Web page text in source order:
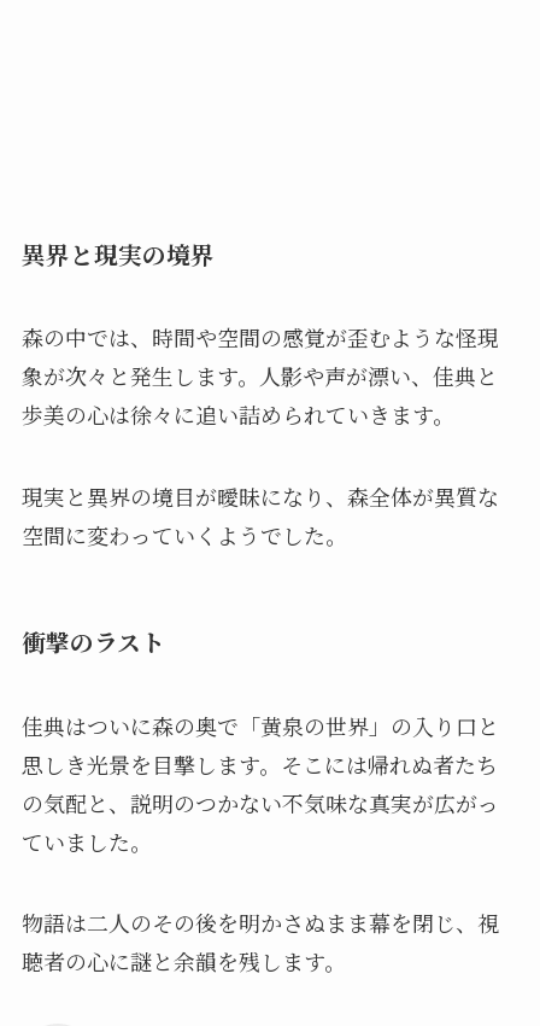
異界と現実の境界
森の中では、時間や空間の感覚が歪むような怪現
象が次々と発生します。人影や声が漂い、佳典と
歩美の心は徐々に追い詰められていきます。
現実と異界の境目が曖昧になり、森全体が異質な
空間に変わっていくようでした。
衝撃のラスト
佳典はついに森の奥で「黄泉の世界」の入り口と
思しき光景を目撃します。そこには帰れぬ者たち
の気配と、説明のつかない不気味な真実が広がっ
ていました。
物語は二人のその後を明かさぬまま幕を閉じ、視
聴者の心に謎と余韻を残します。